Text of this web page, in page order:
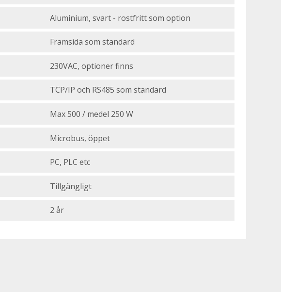
Aluminium, svart - rostfritt som option
Framsida som standard
230VAC, optioner finns
TCP/IP och RS485 som standard
Max 500 / medel 250 W
Microbus, öppet
PC, PLC etc
Tillgängligt
2 år